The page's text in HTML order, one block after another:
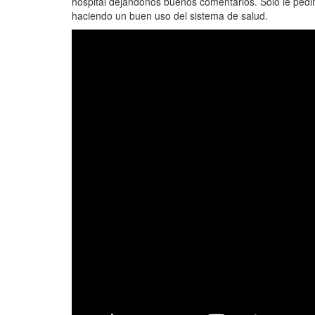
haciendo un buen uso del sistema de salud.